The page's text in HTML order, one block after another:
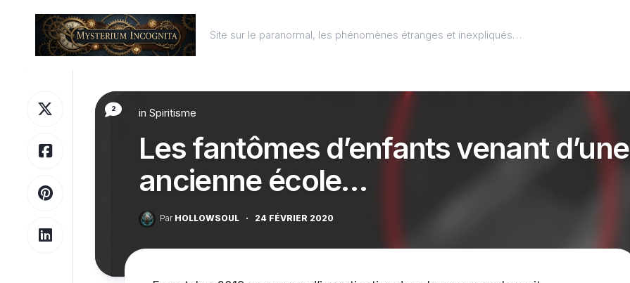
Site sur le paranormal, les phénomènes étranges et inexpliqués…
2 in Spiritisme
Les fantômes d’enfants venant d’une
ancienne école…
Par HOLLOWSOUL · 24 FÉVRIER 2020